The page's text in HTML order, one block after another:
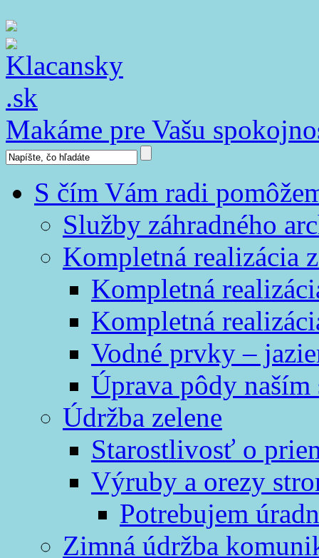
Makáme pre Vašu
S čím Vám radi
Služby záhradného
Kompletná realizácia
Kompletná
Kompletná
Vodné prvky –
Úprava pôdy
Údržba zelene
Starostlivosť o
Výruby a orezy
Potrebujem
Zimná údržba